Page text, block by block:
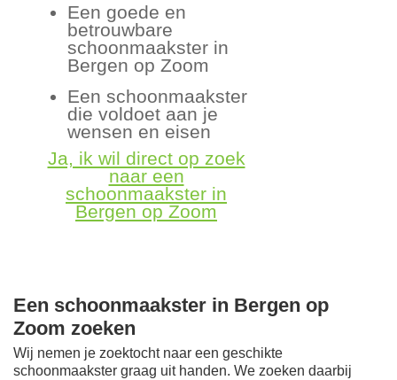
Een goede en
betrouwbare
schoonmaakster in
Bergen op Zoom
Een schoonmaakster
die voldoet aan je
wensen en eisen
Ja, ik wil direct op zoek
naar een
schoonmaakster in
Bergen op Zoom
Een schoonmaakster in Bergen op
Zoom zoeken
Wij nemen je zoektocht naar een geschikte
schoonmaakster graag uit handen. We zoeken daarbij